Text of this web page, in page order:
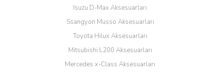
Isuzu D-Max Aksesuarları
Ssangyon Musso Aksesuarları
Toyota Hilux Aksesuarları
Mitsubishi L200 Aksesuarları
Mercedes x-Class Aksesuarları